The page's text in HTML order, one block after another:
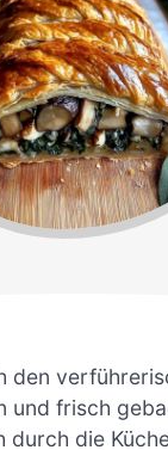
den
und frisch
durch die